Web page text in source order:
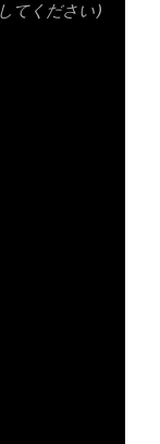
てください)